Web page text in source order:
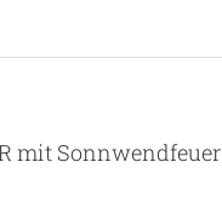
mit Sonnwendfeuer